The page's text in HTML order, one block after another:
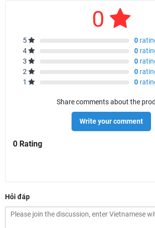
0
5 0
4
0
3
0
2
0
1
0
Share comments about the
Write your comment
0 Rating
Hỏi đáp